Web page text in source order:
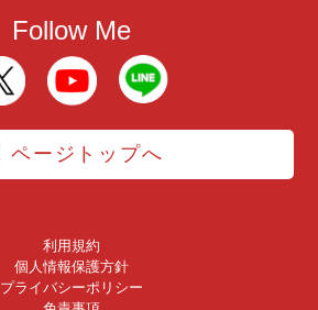
Follow Me
ページトップへ
利用規約
個人情報保護方針
プライバシーポリシー